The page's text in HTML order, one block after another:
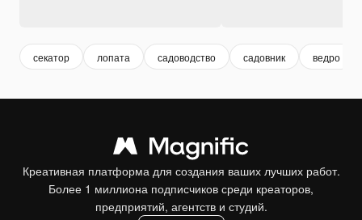
секатор лопата садоводство садовник ведро
Креативная платформа для создания ваших лучших работ.
Более 1 миллиона подписчиков среди креаторов,
предприятий, агентств и студий.